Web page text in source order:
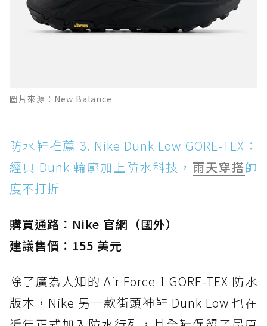
圖片來源：New Balance
防水鞋推薦 3. Nike Dunk Low GORE-TEX：
經典 Dunk 輪廓加上防水科技， 雨天穿搭帥
度不打折
購買通路：Nike 官網（國外）
建議售價：155 美元
除了廣為人知的 Air Force 1 GORE-TEX 防水
版本，Nike 另一款街頭神鞋 Dunk Low 也在